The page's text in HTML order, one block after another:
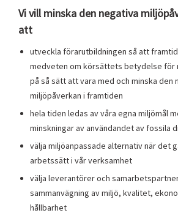
Vi vill minska den negativa
att
utveckla förarutbildningen så att
medveten om körsättets betydelse för
på så sätt att vara med och minska den
miljöpåverkan i framtiden
hela tiden ledas av våra egna miljömål
minskningar av användandet av fossila
välja miljöanpassade alternativ när det
arbetssätt i vår verksamhet
välja leverantörer och
sammanvägning av miljö, kvalitet,
hållbarhet